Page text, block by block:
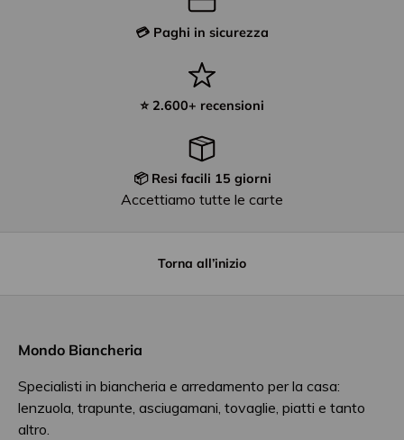
💳 Paghi in sicurezza
⭐ 2.600+ recensioni
📦 Resi facili 15 giorni
Accettiamo tutte le carte
Torna all’inizio
Mondo Biancheria
Specialisti in biancheria e arredamento per la casa:
lenzuola, trapunte, asciugamani, tovaglie, piatti e tanto
altro.